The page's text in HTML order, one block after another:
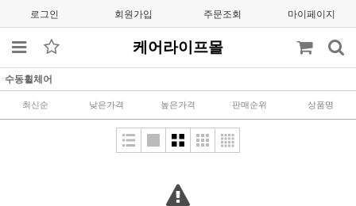
로그인 회원가입 주문조회 마이페이지
케어라이프몰
수동휠체어
최신순 낮은가격 높은가격 판매순위 상품명